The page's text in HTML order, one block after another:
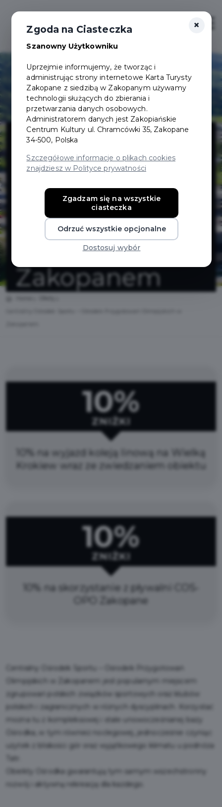
Login/Rejestracja
Centralny
Ośrodek Sportu
– Ośrodek
Przygotowań
Olimpijskich w
Zakopanem
10%
ZNIŻKI
10% na wyjazd koleją linową na Wielką
Krokiew wraz ze zwiedzaniem obiektu
10%
ZNIŻKI
10% na skorzystanie z pływalni COS-
OPO Zakopane
Centralny Ośrodek Sportu – Ośrodek Przygotowań
Olimpijskich w Zakopanem jest popularnym miejscem
zgrupowań polskich związków sportowych oraz klubów
polskich i zagranicznych w różnych dyscyplinach. Korzystać
można tu z kompleksowej i stale unowocześnianej bazy
Ośrodka, w tym również noclegowej, jednocześnie czyniąc
użytek z bliskości gór oraz wyjątkowego klimatu u podnóża
Obiekty Ośrodka gwarantują tym samym wszechstronny
rozwój i aktywną rekreację dla każdego.
×
Zgoda na Ciasteczka
Szanowny Użytkowniku
Uprzejmie informujemy, że tworząc i
administrując strony internetowe Karta Turysty
Zakopane z siedzibą w Zakopanym używamy
technologii służących do zbierania i
przetwarzania danych osobowych.
Administratorem danych jest Zakopiańskie
Centrum Kultury ul. Chramcówki 35, Zakopane
34-500, Polska
Szczegółowe informacje o plikach cookies
znajdziesz w Polityce prywatności
Zgadzam się na wszystkie
ciasteczka
Odrzuć wszystkie opcjonalne
Dostosuj wybór